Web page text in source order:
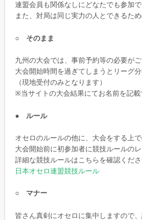
連盟会員も関係なしにどなたでも参加で
また、対局は同じ実力の人とできるた
○ そのまま
九州の大会では、事前予約等の必要が
大会開始時間を過ぎてしまうとリーグ
（現地受付のみとなります）
※当サイトの大会結果にてお名前を記載
● ルール
オセロのルールの他に、大会をする上
大会開始前に初参加者に競技ルールのレ
詳細な競技ルールはこちらを確認くださ
日本オセロ連盟競技ルール
○ マナー
皆さん真剣にオセロに集中しますので